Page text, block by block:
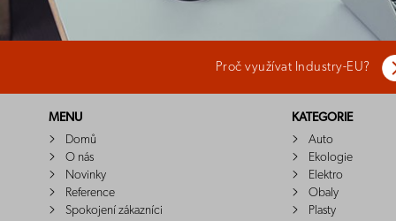
Proč využívat Industry-EU?
MENU
Domů
O nás
Novinky
Reference
Spokojení zákazníci
KATEGORIE
Auto
Ekologie
Elektro
Obaly
Plasty